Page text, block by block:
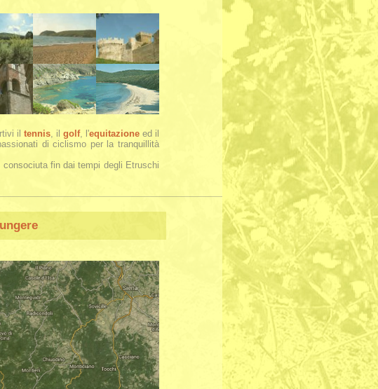
il tennis, il golf, l'equitazioneed il
di ciclismo per la tranquillità
fin dai tempi degli Etruschi